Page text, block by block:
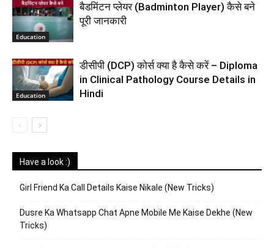
Education
बैडमिंटन प्लेयर (Badminton Player) कैसे बने
पूरी जानकारी
Education
डीसीपी (DCP) कोर्स क्या है कैसे करें – Diploma
in Clinical Pathology Course Details in
Hindi
Have a look :)
Girl Friend Ka Call Details Kaise Nikale (New Tricks)
Dusre Ka Whatsapp Chat Apne Mobile Me Kaise Dekhe (New
Tricks)